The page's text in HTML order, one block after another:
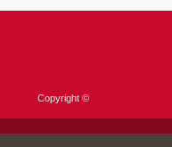
Copyright ©